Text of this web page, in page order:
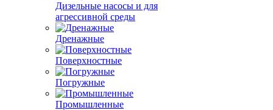
Дизельные насосы и для
агрессивной среды
Дренажные
Поверхностные
Погружные
Промышленные